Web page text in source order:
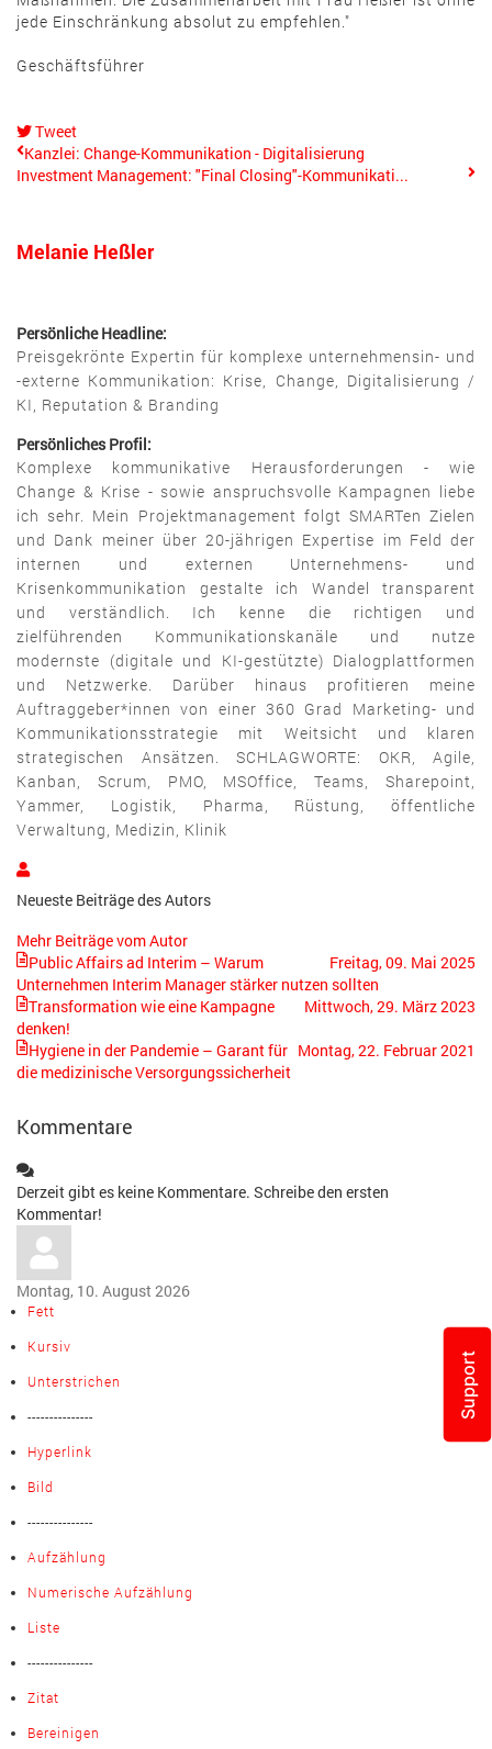
jede Einschränkung absolut zu empfehlen."
Geschäftsführer
Tweet
pinterest
Kanzlei: Change-Kommunikation - Digitalisierung
Investment Management: "Final Closing"-Kommunikati...
Melanie Heßler
Persönliche Headline:
Preisgekrönte Expertin für komplexe unternehmensin- und
-externe Kommunikation: Krise, Change, Digitalisierung /
KI, Reputation & Branding
Persönliches Profil:
Komplexe kommunikative Herausforderungen - wie
Change & Krise - sowie anspruchsvolle Kampagnen liebe
ich sehr. Mein Projektmanagement folgt SMARTen Zielen
und Dank meiner über 20-jährigen Expertise im Feld der
internen und externen Unternehmens- und
Krisenkommunikation gestalte ich Wandel transparent
und verständlich. Ich kenne die richtigen und
zielführenden Kommunikationskanäle und nutze
modernste (digitale und KI-gestützte) Dialogplattformen
und Netzwerke. Darüber hinaus profitieren meine
Auftraggeber*innen von einer 360 Grad Marketing- und
Kommunikationsstrategie mit Weitsicht und klaren
strategischen Ansätzen. SCHLAGWORTE: OKR, Agile,
Kanban, Scrum, PMO, MSOffice, Teams, Sharepoint,
Yammer, Logistik, Pharma, Rüstung, öffentliche
Verwaltung, Medizin, Klinik
Melanie
Heßler
Neueste Beiträge des Autors
Mehr Beiträge vom Autor
Freitag, 09. Mai 2025
Public Affairs ad Interim – Warum
Unternehmen Interim Manager stärker nutzen sollten
Mittwoch, 29. März 2023
Transformation wie eine Kampagne
denken!
Montag, 22. Februar 2021
Hygiene in der Pandemie – Garant für
die medizinische Versorgungssicherheit
Kommentare
Derzeit gibt es keine Kommentare. Schreibe den ersten
Kommentar!
Montag, 10. August 2026
Fett
Kursiv
Unterstrichen
---------------
Hyperlink
Bild
---------------
Aufzählung
Numerische Aufzählung
Liste
---------------
Zitat
Bereinigen
Support